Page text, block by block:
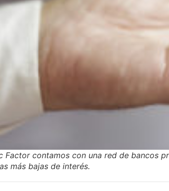
Factor contamos con una red de bancos
más bajas de interés.